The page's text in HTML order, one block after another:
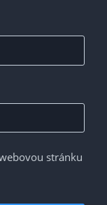
stránku